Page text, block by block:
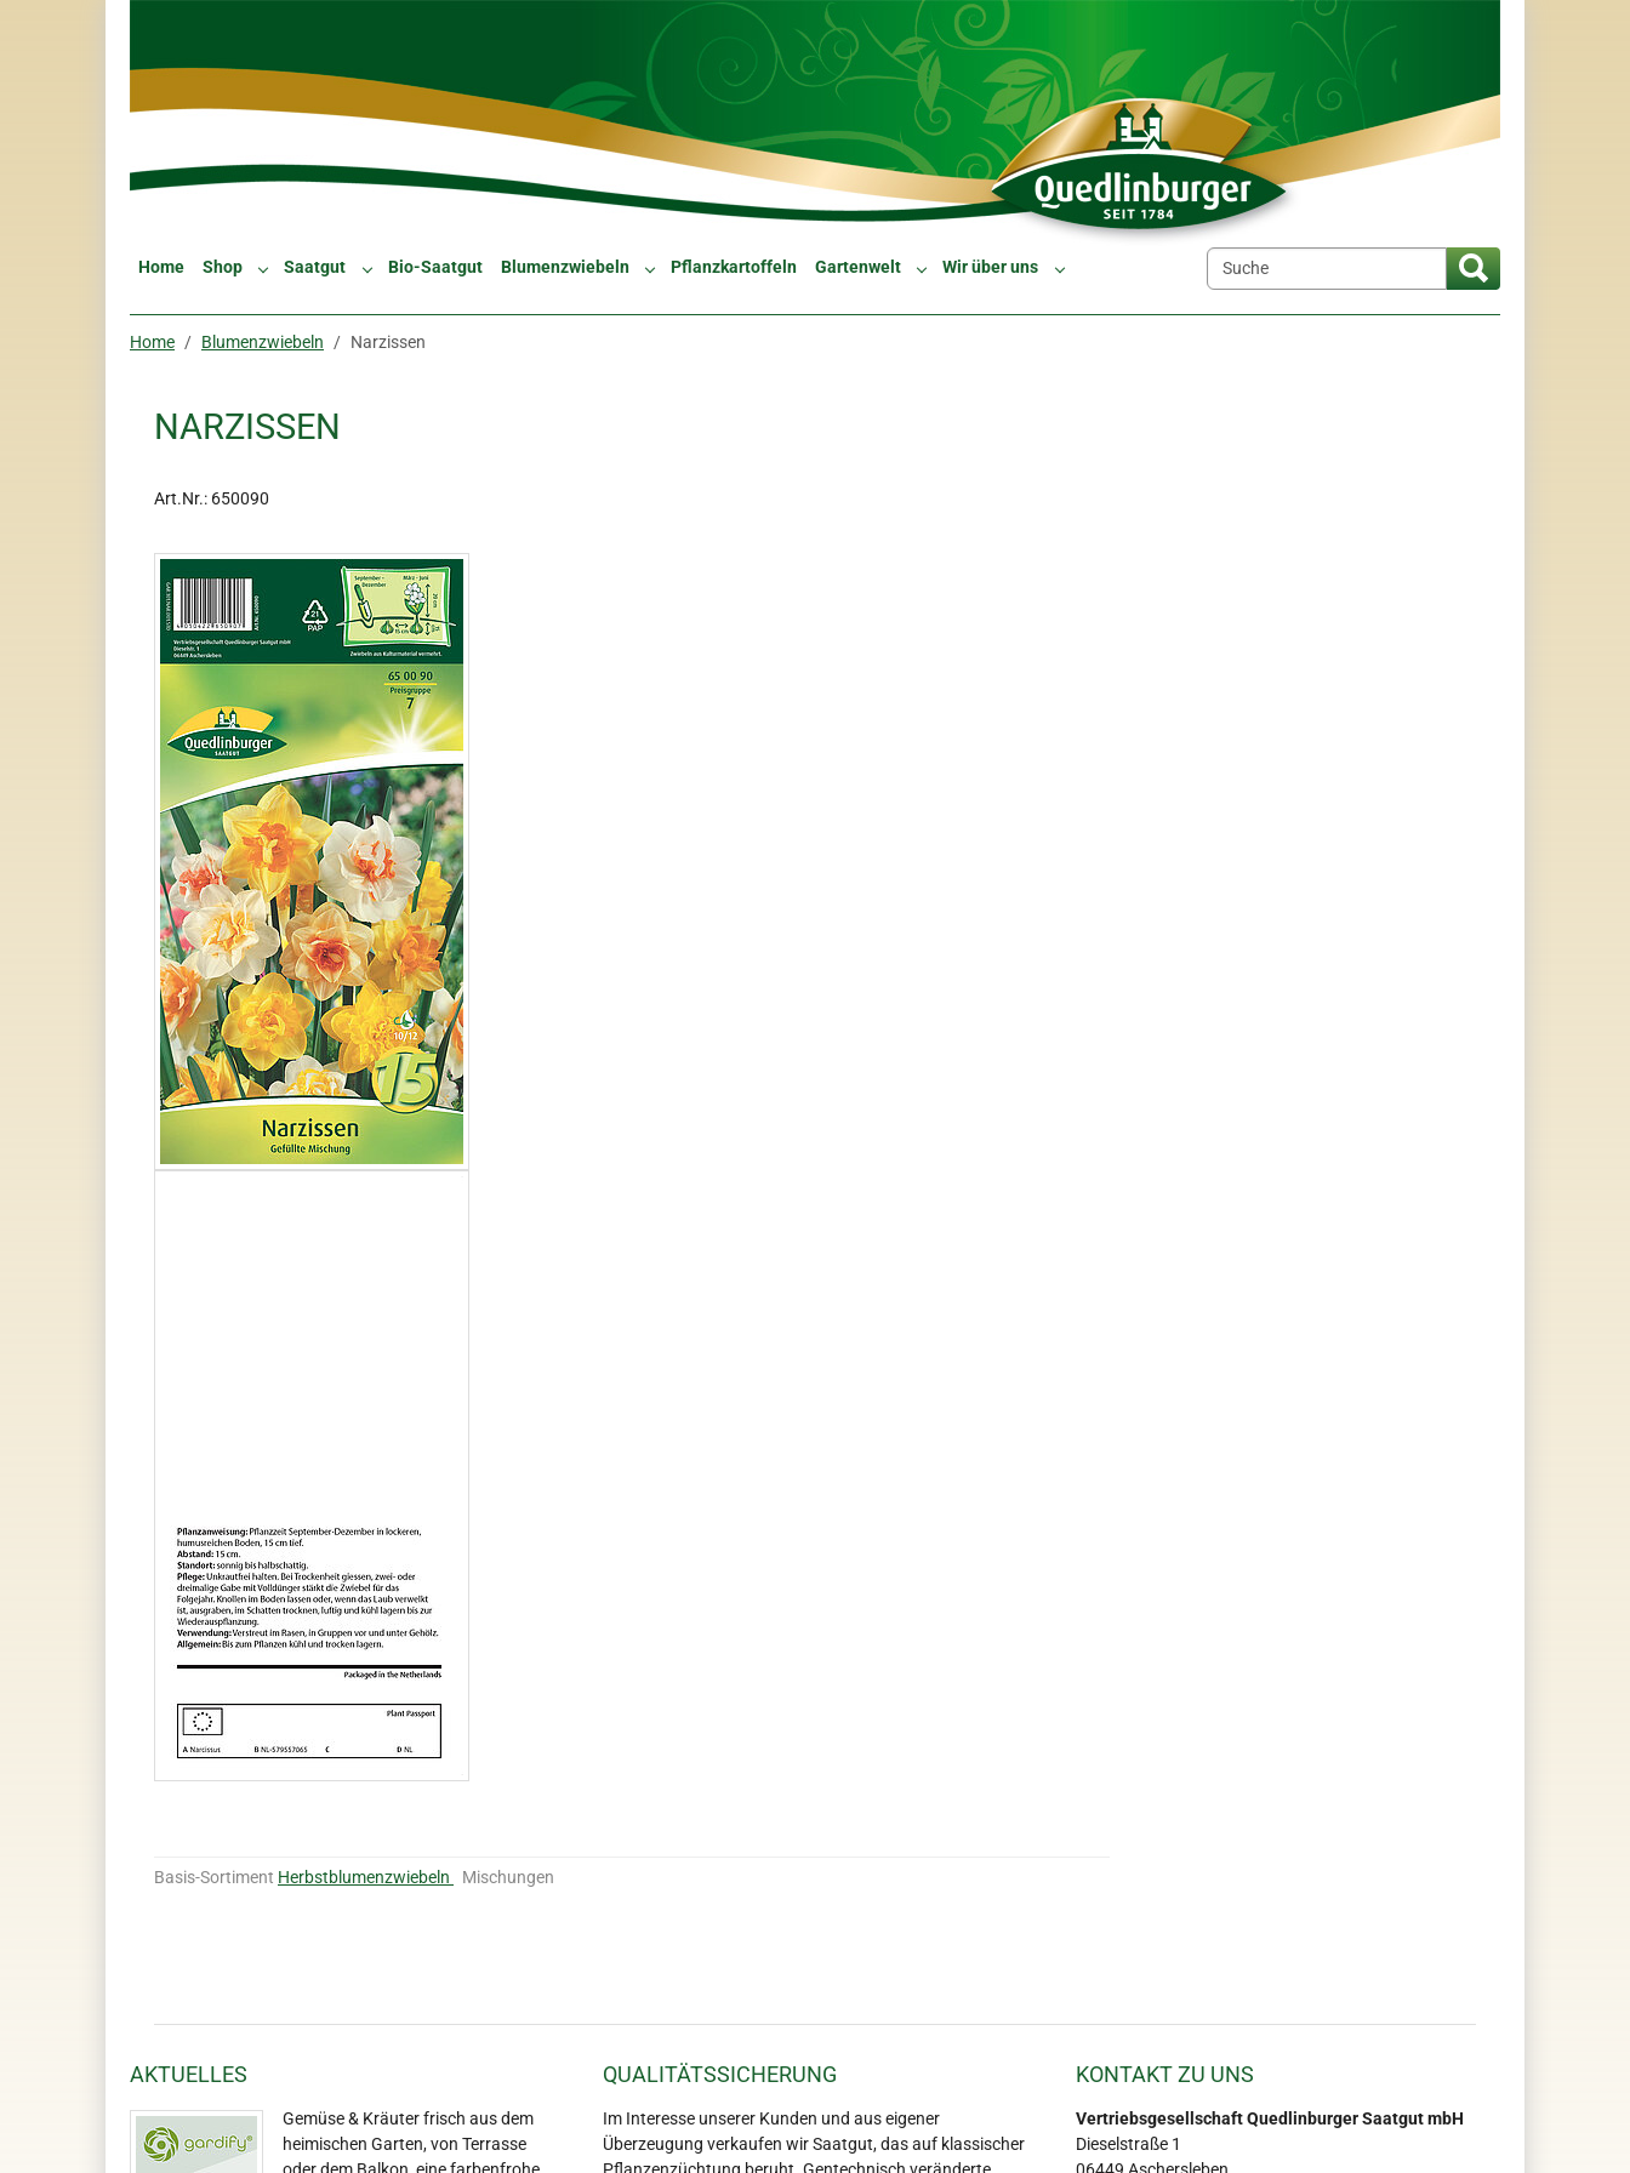
Home Shop Submenu for "Shop"
Saatgut Submenu for "Saatgut"
Bio-Saatgut Blumenzwiebeln Submenu for "Blumenzwiebeln"
Pflanzkartoffeln Gartenwelt Submenu for "Gartenwelt"
Wir über uns Submenu for "Wir über uns"
Home Blumenzwiebeln Narzissen
NARZISSEN
Art.Nr.: 650090
Basis-Sortiment Herbstblumenzwiebeln Mischungen
AKTUELLES
Gemüse & Kräuter frisch aus dem
heimischen Garten, von Terrasse
QUALITÄTSSICHERUNG
Im Interesse unserer Kunden und aus eigener
Überzeugung verkaufen wir Saatgut, das auf klassischer
KONTAKT ZU UNS
Vertriebsgesellschaft Quedlinburger Saatgut mbH
Dieselstraße 1